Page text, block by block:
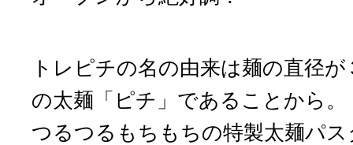
トレピチの名の由来は麺の直径
の太麺「ピチ」であることから。
つるつるもちもちの特製太麺パ